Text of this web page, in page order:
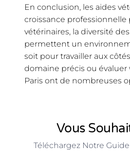
En conclusion, les aides
croissance
vétérinaires, la diversité
permettent un
soit pour travailler aux
domaine précis ou évaluer
Paris ont de nombreuses
Vous
Téléchargez Notre